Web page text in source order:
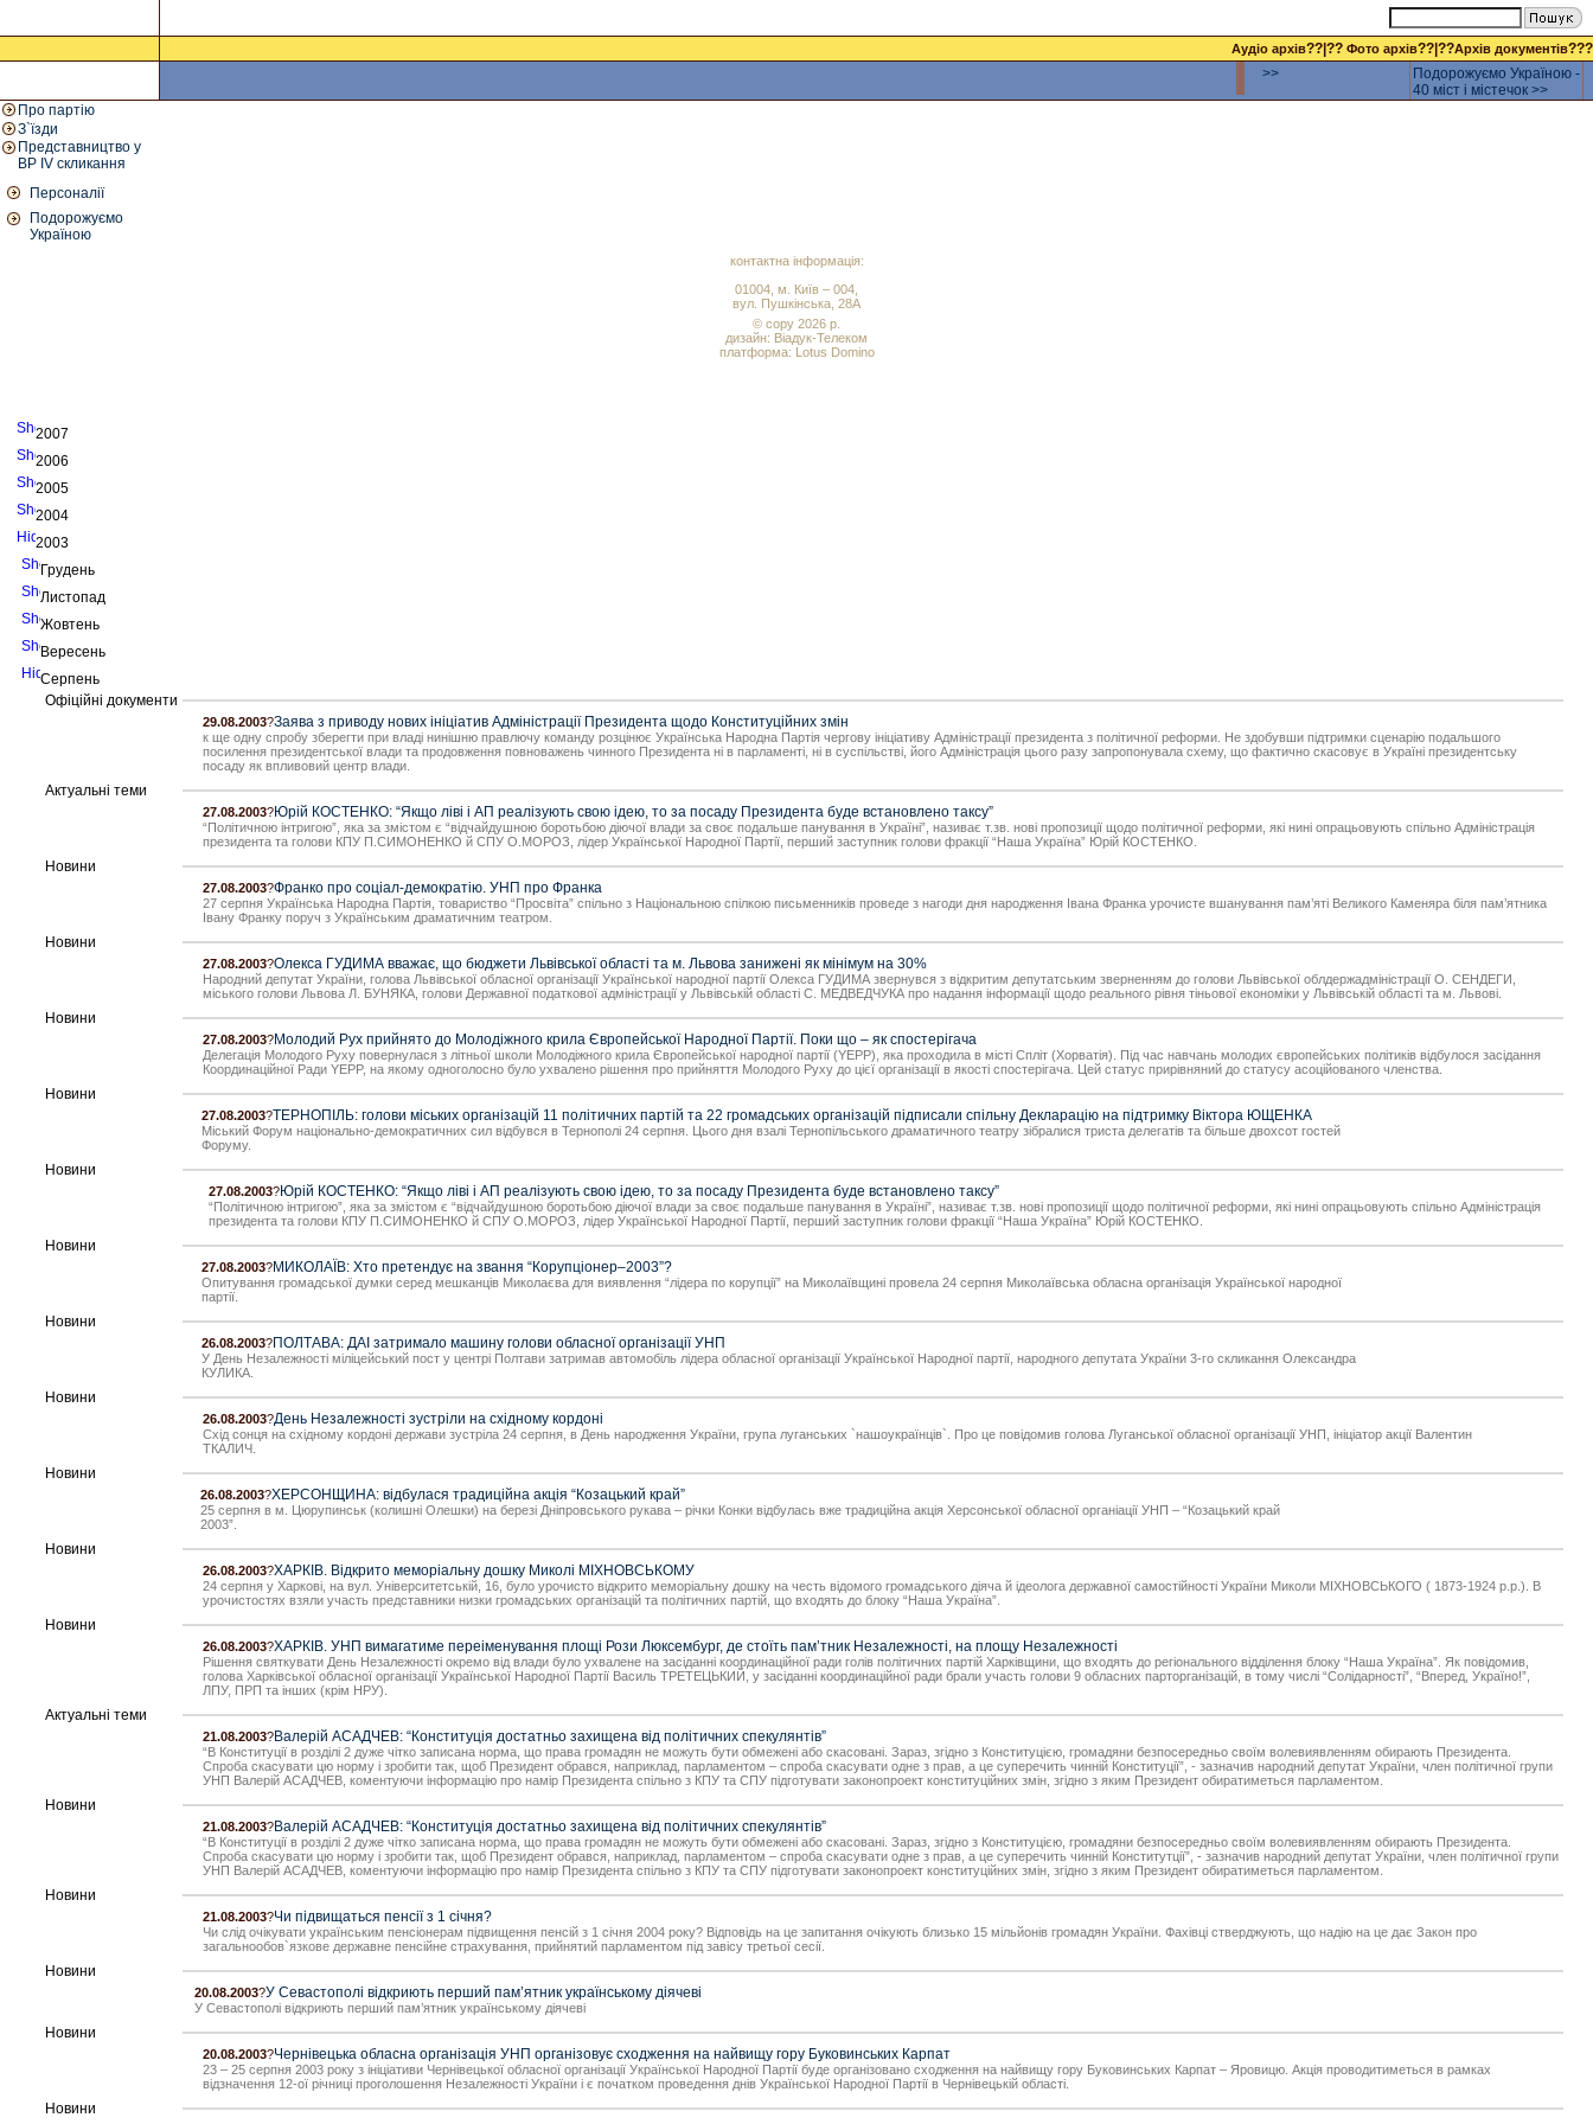
Аудіо архів??|?? Фото архів??|??Архів документів???
>>
Подорожуємо Україною -
40 міст і містечок >>
Про партію
З`їзди
Представництво у
ВР IV скликання
Персоналії
Подорожуємо
Україною
контактна інформація:
01004, м. Київ – 004,
вул. Пушкінська, 28А
© copy 2026 р.
дизайн: Віадук-Телеком
платформа: Lotus Domino
2007
2006
2005
2004
2003
Грудень
Листопад
Жовтень
Вересень
Серпень
Офіційні документи
29.08.2003?Заява з приводу нових ініціатив Адміністрації Президента щодо Конституційних змін
к ще одну спробу зберегти при владі нинішню правлючу команду розцінює Українська Народна Партія чергову ініціативу Адміністрації президента з політичної реформи. Не здобувши підтримки сценарію подальшого
посилення президентської влади та продовження повноважень чинного Президента ні в парламенті, ні в суспільстві, його Адміністрація цього разу запропонувала схему, що фактично скасовує в Україні президентську
посаду як впливовий центр влади.
Актуальні теми
27.08.2003?Юрій КОСТЕНКО: “Якщо ліві і АП реалізують свою ідею, то за посаду Президента буде встановлено таксу”
“Політичною інтригою”, яка за змістом є “відчайдушною боротьбою діючої влади за своє подальше панування в Україні”, називає т.зв. нові пропозиції щодо політичної реформи, які нині опрацьовують спільно Адміністрація
президента та голови КПУ П.СИМОНЕНКО й СПУ О.МОРОЗ, лідер Української Народної Партії, перший заступник голови фракції “Наша Україна” Юрій КОСТЕНКО.
Новини
27.08.2003?Франко про соціал-демократію. УНП про Франка
27 серпня Українська Народна Партія, товариство “Просвіта” спільно з Національною спілкою письменників проведе з нагоди дня народження Івана Франка урочисте вшанування пам’яті Великого Каменяра біля пам’ятника
Івану Франку поруч з Українським драматичним театром.
Новини
27.08.2003?Олекса ГУДИМА вважає, що бюджети Львівської області та м. Львова занижені як мінімум на 30%
Народний депутат України, голова Львівської обласної організації Української народної партії Олекса ГУДИМА звернувся з відкритим депутатським зверненням до голови Львівської облдержадміністрації О. СЕНДЕГИ,
міського голови Львова Л. БУНЯКА, голови Державної податкової адміністрації у Львівській області С. МЕДВЕДЧУКА про надання інформації щодо реального рівня тіньової економіки у Львівській області та м. Львові.
Новини
27.08.2003?Молодий Рух прийнято до Молодіжного крила Європейської Народної Партії. Поки що – як спостерігача
Делегація Молодого Руху повернулася з літньої школи Молодіжного крила Європейської народної партії (YEPP), яка проходила в місті Спліт (Хорватія). Під час навчань молодих європейських політиків відбулося засідання
Координаційної Ради YEPP, на якому одноголосно було ухвалено рішення про прийняття Молодого Руху до цієї організації в якості спостерігача. Цей статус прирівняний до статусу асоційованого членства.
Новини
27.08.2003?ТЕРНОПІЛЬ: голови міських організацій 11 політичних партій та 22 громадських організацій підписали спільну Декларацію на підтримку Віктора ЮЩЕНКА
Міський Форум національно-демократичних сил відбувся в Тернополі 24 серпня. Цього дня взалі Тернопільського драматичного театру зібралися триста делегатів та більше двохсот гостей
Форуму.
Новини
27.08.2003?Юрій КОСТЕНКО: “Якщо ліві і АП реалізують свою ідею, то за посаду Президента буде встановлено таксу”
“Політичною інтригою”, яка за змістом є “відчайдушною боротьбою діючої влади за своє подальше панування в Україні”, називає т.зв. нові пропозиції щодо політичної реформи, які нині опрацьовують спільно Адміністрація
президента та голови КПУ П.СИМОНЕНКО й СПУ О.МОРОЗ, лідер Української Народної Партії, перший заступник голови фракції “Наша Україна” Юрій КОСТЕНКО.
Новини
27.08.2003?МИКОЛАЇВ: Хто претендує на звання “Корупціонер–2003”?
Опитування громадської думки серед мешканців Миколаєва для виявлення “лідера по корупції” на Миколаївщині провела 24 серпня Миколаївська обласна організація Української народної
партії.
Новини
26.08.2003?ПОЛТАВА: ДАІ затримало машину голови обласної організації УНП
У День Незалежності міліцейський пост у центрі Полтави затримав автомобіль лідера обласної організації Української Народної партії, народного депутата України 3-го скликання Олександра
КУЛИКА.
Новини
26.08.2003?День Незалежності зустріли на східному кордоні
Схід сонця на східному кордоні держави зустріла 24 серпня, в День народження України, група луганських `нашоукраїнців`. Про це повідомив голова Луганської обласної організації УНП, ініціатор акції Валентин
ТКАЛИЧ.
Новини
26.08.2003?ХЕРСОНЩИНА: відбулася традиційна акція “Козацький край”
25 серпня в м. Цюрупинськ (колишні Олешки) на березі Дніпровського рукава – річки Конки відбулась вже традиційна акція Херсонської обласної органіації УНП – “Козацький край
2003”.
Новини
26.08.2003?ХАРКІВ. Відкрито меморіальну дошку Миколі МІХНОВСЬКОМУ
24 серпня у Харкові, на вул. Університетській, 16, було урочисто відкрито меморіальну дошку на честь відомого громадського діяча й ідеолога державної самостійності України Миколи МІХНОВСЬКОГО ( 1873-1924 р.р.). В
урочистостях взяли участь представники низки громадських організацій та політичних партій, що входять до блоку “Наша Україна”.
Новини
26.08.2003?ХАРКІВ. УНП вимагатиме переіменування площі Рози Люксембург, де стоїть пам’тник Незалежності, на площу Незалежності
Рішення святкувати День Незалежності окремо від влади було ухвалене на засіданні координаційної ради голів політичних партій Харківщини, що входять до регіонального відділення блоку “Наша Україна”. Як повідомив,
голова Харківської обласної організації Української Народної Партії Василь ТРЕТЕЦЬКИЙ, у засіданні координаційної ради брали участь голови 9 обласних парторганізацій, в тому числі “Солідарності”, “Вперед, Україно!”,
ЛПУ, ПРП та інших (крім НРУ).
Актуальні теми
21.08.2003?Валерій АСАДЧЕВ: “Конституція достатньо захищена від політичних спекулянтів”
“В Конституції в розділі 2 дуже чітко записана норма, що права громадян не можуть бути обмежені або скасовані. Зараз, згідно з Конституцією, громадяни безпосередньо своїм волевиявленням обирають Президента.
Спроба скасувати цю норму і зробити так, щоб Президент обрався, наприклад, парламентом – спроба скасувати одне з прав, а це суперечить чинній Конституції”, - зазначив народний депутат України, член політичної групи
УНП Валерій АСАДЧЕВ, коментуючи інформацію про намір Президента спільно з КПУ та СПУ підготувати законопроект конституційних змін, згідно з яким Президент обиратиметься парламентом.
Новини
21.08.2003?Валерій АСАДЧЕВ: “Конституція достатньо захищена від політичних спекулянтів”
“В Конституції в розділі 2 дуже чітко записана норма, що права громадян не можуть бути обмежені або скасовані. Зараз, згідно з Конституцією, громадяни безпосередньо своїм волевиявленням обирають Президента.
Спроба скасувати цю норму і зробити так, щоб Президент обрався, наприклад, парламентом – спроба скасувати одне з прав, а це суперечить чинній Конститутції”, - зазначив народний депутат України, член політичної групи
УНП Валерій АСАДЧЕВ, коментуючи інформацію про намір Президента спільно з КПУ та СПУ підготувати законопроект конституційних змін, згідно з яким Президент обиратиметься парламентом.
Новини
21.08.2003?Чи підвищаться пенсії з 1 січня?
Чи слід очікувати українським пенсіонерам підвищення пенсій з 1 січня 2004 року? Відповідь на це запитання очікують близько 15 мільйонів громадян України. Фахівці стверджують, що надію на це дає Закон про
загальнообов`язкове державне пенсійне страхування, прийнятий парламентом під завісу третьої сесії.
Новини
20.08.2003?У Севастополі відкриють перший пам’ятник українському діячеві
У Севастополі відкриють перший пам’ятник українському діячеві
Новини
20.08.2003?Чернівецька обласна організація УНП організовує сходження на найвищу гору Буковинських Карпат
23 – 25 серпня 2003 року з ініціативи Чернівецької обласної організації Української Народної Партії буде організовано сходження на найвищу гору Буковинських Карпат – Яровицю. Акція проводитиметься в рамках
відзначення 12-ої річниці проголошення Незалежності України і є початком проведення днів Української Народної Партії в Чернівецькій області.
Новини